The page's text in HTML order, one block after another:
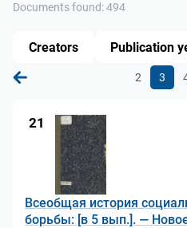
Documents found: 494
2 3
21
Всеобщая история
борьбы: [в 5 вып.]. —
Creators Publication